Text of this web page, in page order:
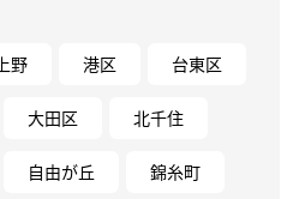
上野 港区 台東区
大田区 北千住
自由が丘 錦糸町